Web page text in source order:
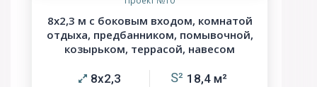
8х2,3 м с боковым входом, комнатой
отдыха, предбанником, помывочной,
козырьком, террасой, навесом
8х2,3 18,4